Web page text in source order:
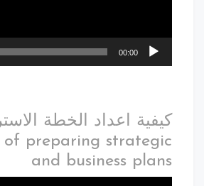
00:00
كيفية اعداد الخطة
of preparing strategic
and business plans